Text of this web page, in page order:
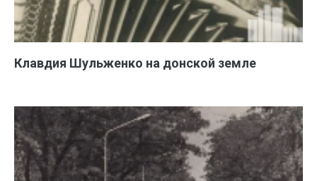
Клавдия Шульженко на донской земле